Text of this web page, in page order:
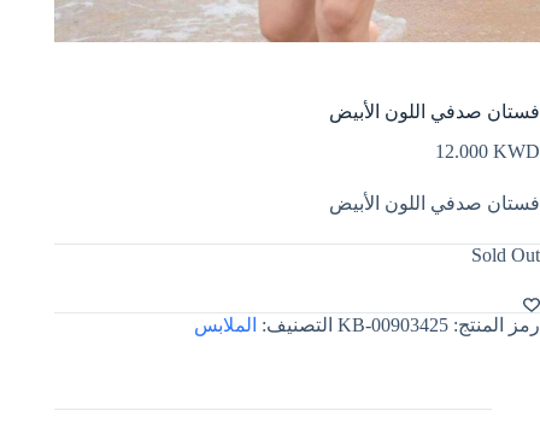
فستان صدفي اللون الأبيض
12.000 KWD
فستان صدفي اللون الأبيض
Sold Out
رمز المنتج: KB-00903425 التصنيف: الملابس